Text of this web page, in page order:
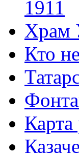
1911
Храм
Кто